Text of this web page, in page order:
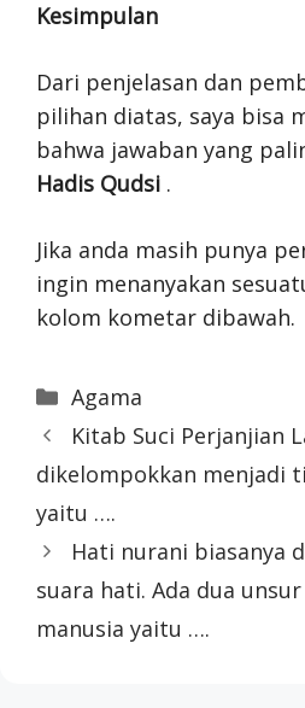
Kesimpulan
Dari penjelasan dan
pilihan diatas, saya bisa
bahwa jawaban yang
Hadis Qudsi .
Jika anda masih punya
ingin menanyakan
kolom kometar dibawah.
Categories
Agama
Kitab Suci Perjanjian
dikelompokkan menjadi
yaitu ….
Hati nurani biasanya
suara hati. Ada dua
manusia yaitu ….